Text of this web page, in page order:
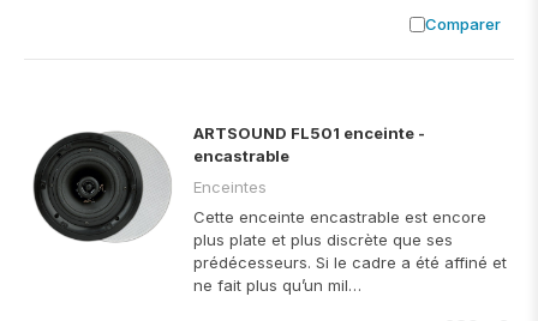
Comparer
Ajouter à
ARTSOUND FL501 enceinte -
encastrable
Enceintes
Cette enceinte encastrable est encore
plus plate et plus discrète que ses
prédécesseurs. Si le cadre a été affiné et
ne fait plus qu’un mil…